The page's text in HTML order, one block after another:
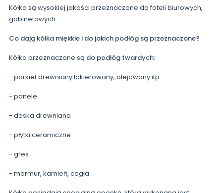
Kółka są wysokiej jakości przeznaczone do foteli biurowych,
gabinetowych.
Co dają kółka miękkie i do jakich podłóg są przeznaczone?
Kółka przeznaczone są do podłóg twardych:
- parkiet drewniany lakierowany, olejowany itp.
- panele
- deska drewniana
- płytki ceramiczne
- gres
- marmur, kamień, cegła